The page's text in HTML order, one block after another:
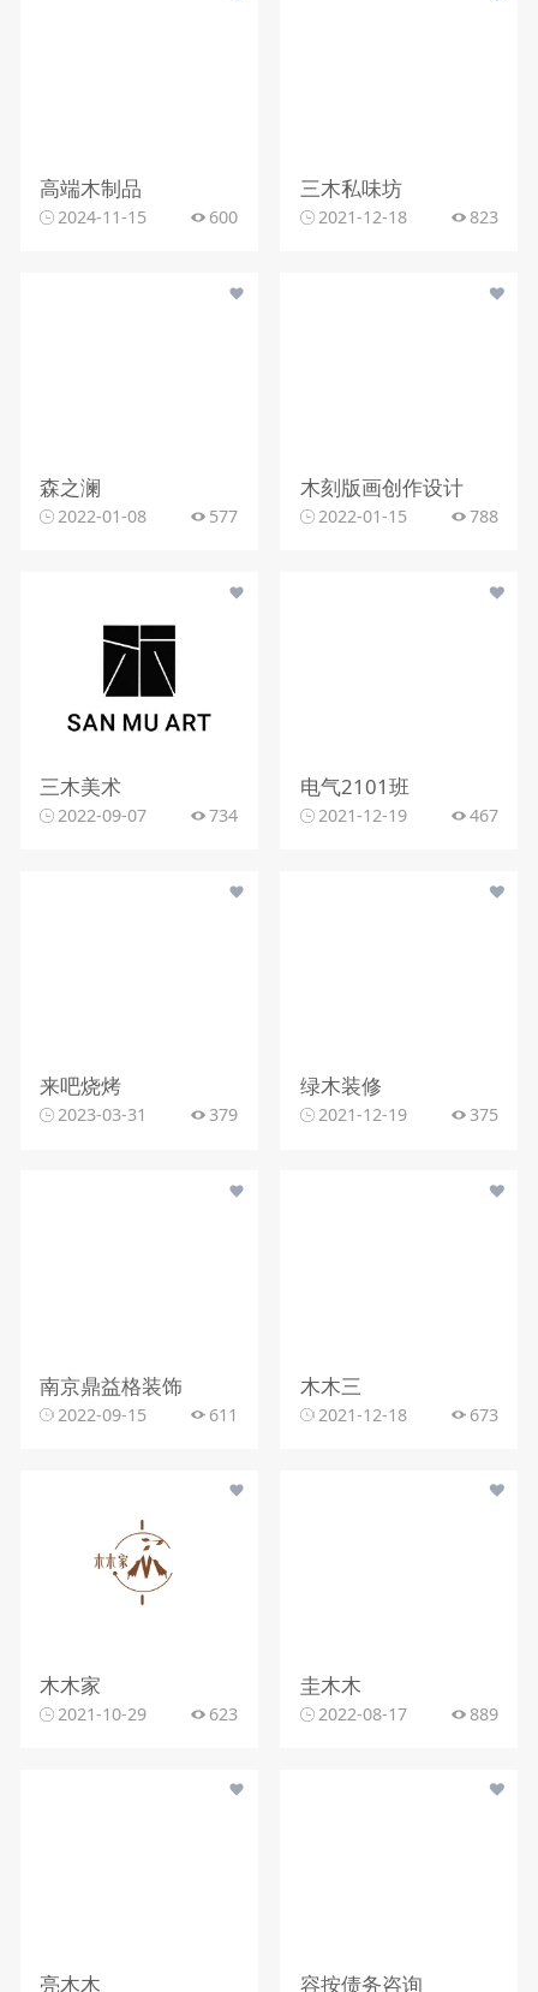
高端木制品
2024-11-15 600
三木私味坊
2021-12-18 823
森之澜
2022-01-08 577
木刻版画创作设计
2022-01-15 788
三木美术
2022-09-07 734
电气2101班
2021-12-19 467
来吧烧烤
2023-03-31 379
绿木装修
2021-12-19 375
南京鼎益格装饰
2022-09-15 611
木木三
2021-12-18 673
木木家
2021-10-29 623
圭木木
2022-08-17 889
亮木木 容按债务咨询